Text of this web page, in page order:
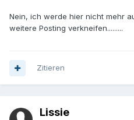
Nein, ich werde hier nicht mehr
weitere Posting verkneifen.........
Zitieren
Lissie